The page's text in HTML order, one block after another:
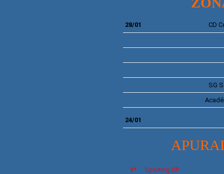
28/01 CD
SG
24/01
1º Sporting CP